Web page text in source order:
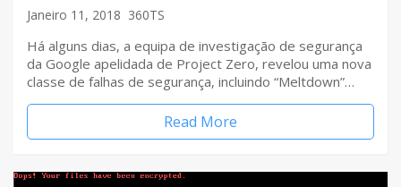
Janeiro 11, 2018 360TS
Há alguns dias, a equipa de investigação de segurança
da Google apelidada de Project Zero, revelou uma nova
classe de falhas de segurança, incluindo “Meltdown”…
Read More